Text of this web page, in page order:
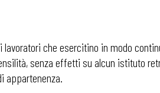
che esercitino in modo
senza effetti su alcun istituto
appartenenza.